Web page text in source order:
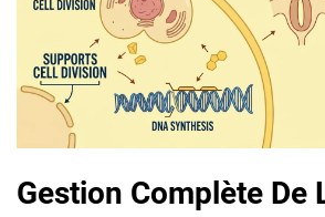
Gestion Complète De